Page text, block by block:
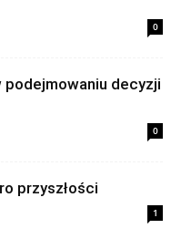
0
decyzji
0
przyszłości
1